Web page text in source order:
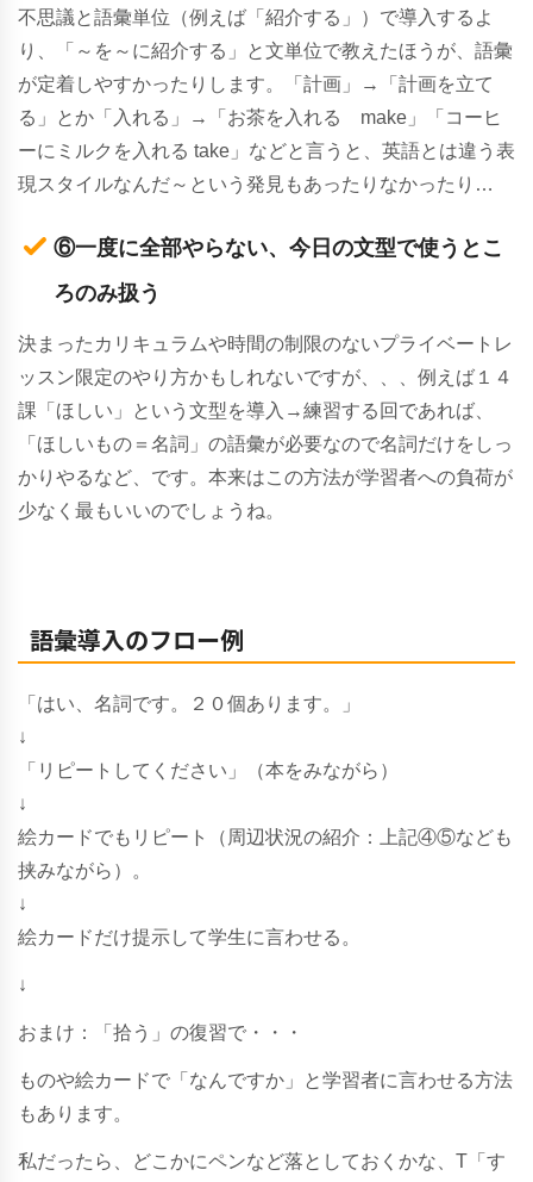
不思議と語彙単位（例えば「紹介する」）で導入するよ
り、「～を～に紹介する」と文単位で教えたほうが、語彙
が定着しやすかったりします。「計画」→「計画を立て
る」とか「入れる」→「お茶を入れる make」「コーヒ
ーにミルクを入れる take」などと言うと、英語とは違う表
現スタイルなんだ～という発見もあったりなかったり…
⑥一度に全部やらない、今日の文型で使うとこ
ろのみ扱う
決まったカリキュラムや時間の制限のないプライベートレ
ッスン限定のやり方かもしれないですが、、、例えば１４
課「ほしい」という文型を導入→練習する回であれば、
「ほしいもの＝名詞」の語彙が必要なので名詞だけをしっ
かりやるなど、です。本来はこの方法が学習者への負荷が
少なく最もいいのでしょうね。
語彙導入のフロー例
「はい、名詞です。２０個あります。」
↓
「リピートしてください」（本をみながら）
↓
絵カードでもリピート（周辺状況の紹介：上記④⑤なども
挟みながら）。
↓
絵カードだけ提示して学生に言わせる。
↓
おまけ：「拾う」の復習で・・・
ものや絵カードで「なんですか」と学習者に言わせる方法
もあります。
私だったら、どこかにペンなど落としておくかな、T「す